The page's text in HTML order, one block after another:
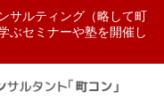
サルティング（略して町
ぶセミナーや塾を開催し